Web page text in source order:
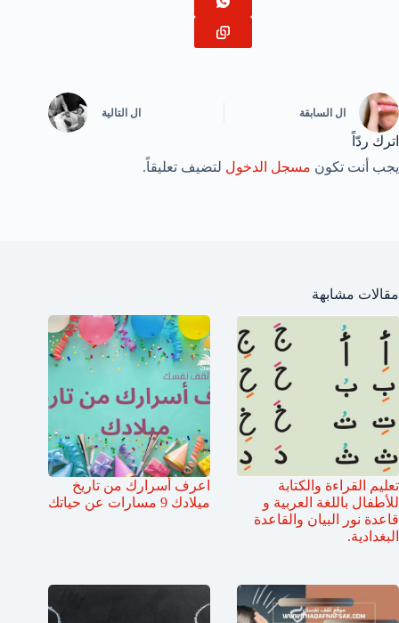
ال السابقة ال التالية
اترك ردّاً
يجب أنت تكون مسجل الدخول لتضيف تعليقاً.
مقالات مشابهة
تعليم القراءة والكتابة
للأطفال باللغة العربية و
قاعدة نور البيان والقاعدة
البغدادية.
اعرف أسرارك من تاريخ
ميلادك 9 مسارات عن حياتك